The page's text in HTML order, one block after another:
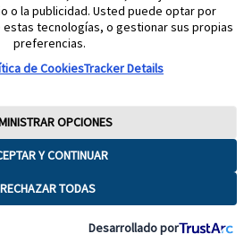
Usuario
Acerca de nosotros
Aviso sobre la Ley de datos
los derechos reservados.
si tiene alguna duda o pregunta acerca
de Abbott.
o la publicidad. Usted puede optar por
tecnologías, o gestionar sus propias
preferencias.
de CookiesTracker Details
Y CONTINUAR
RECHAZAR TODAS
OPCIONES
Desarrollado por